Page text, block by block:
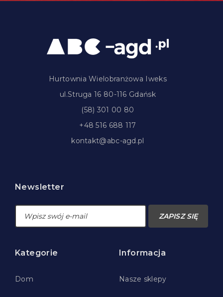
Hurtownia Wielobranżowa Iweks
ul.Struga 16 80-116 Gdańsk
(58) 301 00 80
+48 516 688 117
kontakt@abc-agd.pl
Newsletter
ZAPISZ SIĘ
Kategorie
Dom
Informacja
Nasze sklepy